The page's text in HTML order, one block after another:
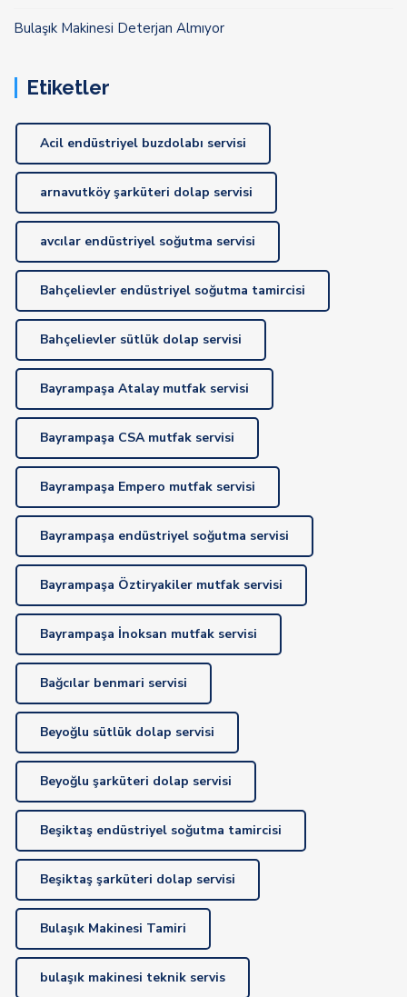
Bulaşık Makinesi Deterjan Almıyor
Etiketler
Acil endüstriyel buzdolabı servisi
arnavutköy şarküteri dolap servisi
avcılar endüstriyel soğutma servisi
Bahçelievler endüstriyel soğutma tamircisi
Bahçelievler sütlük dolap servisi
Bayrampaşa Atalay mutfak servisi
Bayrampaşa CSA mutfak servisi
Bayrampaşa Empero mutfak servisi
Bayrampaşa endüstriyel soğutma servisi
Bayrampaşa Öztiryakiler mutfak servisi
Bayrampaşa İnoksan mutfak servisi
Bağcılar benmari servisi
Beyoğlu sütlük dolap servisi
Beyoğlu şarküteri dolap servisi
Beşiktaş endüstriyel soğutma tamircisi
Beşiktaş şarküteri dolap servisi
Bulaşık Makinesi Tamiri
bulaşık makinesi teknik servis